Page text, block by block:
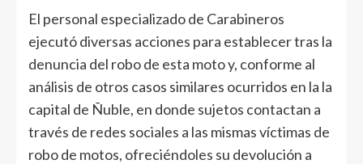
El personal especializado de Carabineros
ejecutó diversas acciones para establecer tras la
denuncia del robo de esta moto y, conforme al
análisis de otros casos similares ocurridos en la la
capital de Ñuble, en donde sujetos contactan a
través de redes sociales a las mismas víctimas de
robo de motos, ofreciéndoles su devolución a